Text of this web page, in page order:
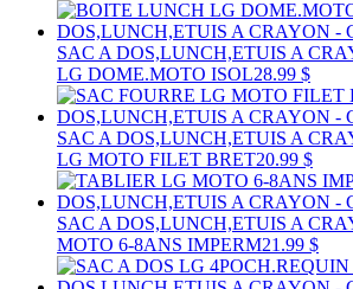
SAC A DOS,LUNCH,ETUIS A
LG DOME.MOTO ISOL28.99 $
SAC A DOS,LUNCH,ETUIS A
LG MOTO FILET BRET20.99 $
SAC A DOS,LUNCH,ETUIS A
MOTO 6-8ANS IMPERM21.99 $